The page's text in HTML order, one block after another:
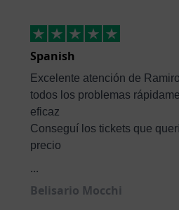
Spanish
Excelente atención de
todos los problemas
eficaz
Conseguí los tickets que
precio
...
Belisario Mocchi